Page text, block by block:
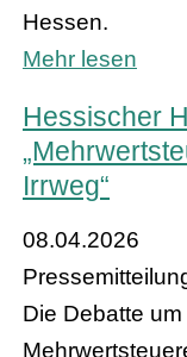
Hessen.
Mehr lesen
Hessischer
Irrweg“
08.04.2026
Die Debatte